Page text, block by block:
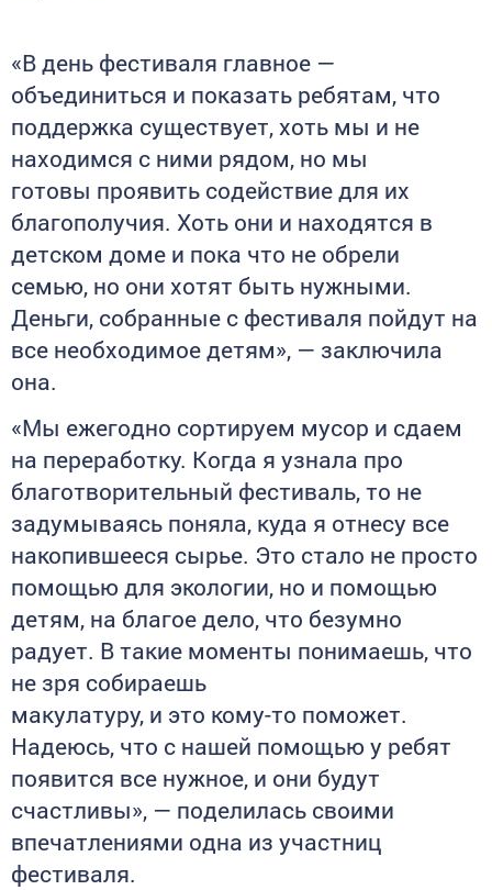
«В день фестиваля главное —
объединиться и показать ребятам, что
поддержка существует, хоть мы и не
находимся с ними рядом, но мы
готовы проявить содействие для их
благополучия. Хоть они и находятся в
детском доме и пока что не обрели
семью, но они хотят быть нужными.
Деньги, собранные с фестиваля пойдут на
все необходимое детям», — заключила
она.
«Мы ежегодно сортируем мусор и сдаем
на переработку. Когда я узнала про
благотворительный фестиваль, то не
задумываясь поняла, куда я отнесу все
накопившееся сырье. Это стало не просто
помощью для экологии, но и помощью
детям, на благое дело, что безумно
радует. В такие моменты понимаешь, что
не зря собираешь
макулатуру, и это кому-то поможет.
Надеюсь, что с нашей помощью у ребят
появится все нужное, и они будут
счастливы», — поделилась своими
впечатлениями одна из участниц
фестиваля.